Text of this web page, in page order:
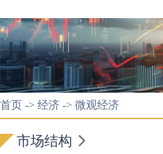
首页 -> 经济 -> 微观经济
市场结构